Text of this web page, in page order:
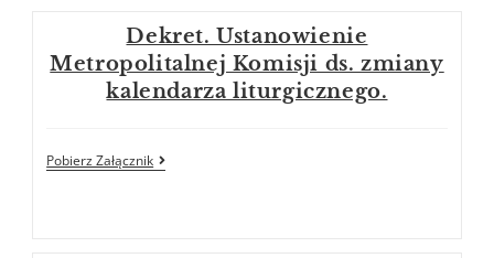
Dekret. Ustanowienie
Metropolitalnej Komisji ds. zmiany
kalendarza liturgicznego.
Pobierz Załącznik